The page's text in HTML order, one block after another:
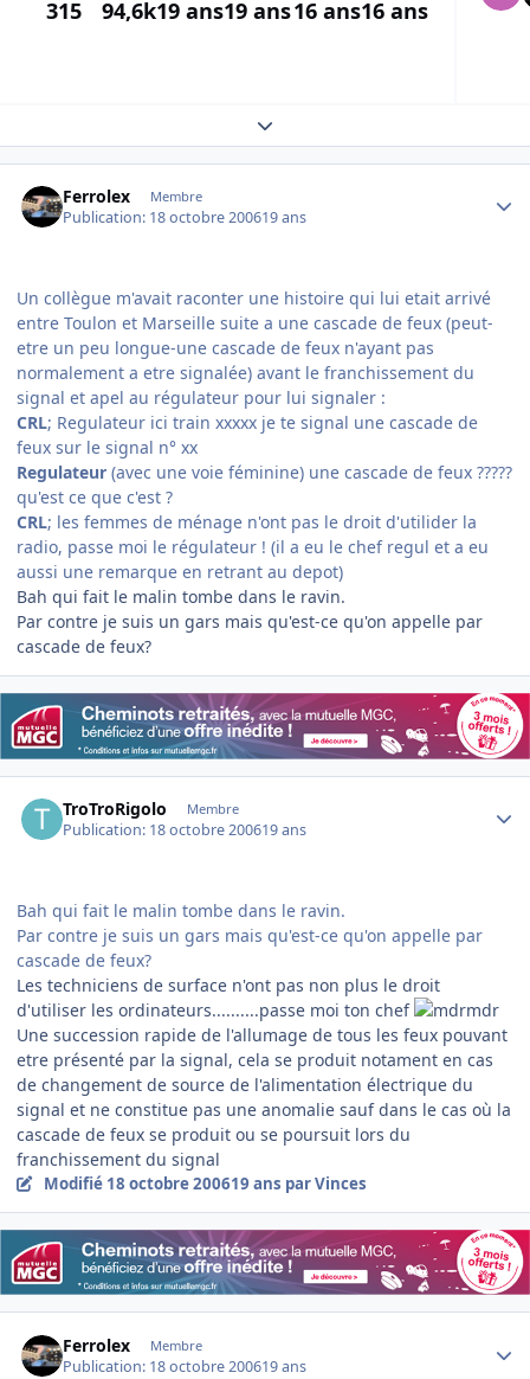
315 94,6k19 ans19 ans16 ans16 ans
Expand topic overview
Ferrolex Membre
Publication: 18 octobre 200619 ans
Un collègue m'avait raconter une histoire qui lui etait arrivé
entre Toulon et Marseille suite a une cascade de feux (peut-
etre un peu longue-une cascade de feux n'ayant pas
normalement a etre signalée) avant le franchissement du
signal et apel au régulateur pour lui signaler :
CRL; Regulateur ici train xxxxx je te signal une cascade de
feux sur le signal n° xx
Regulateur (avec une voie féminine) une cascade de feux ?????
qu'est ce que c'est ?
CRL; les femmes de ménage n'ont pas le droit d'utilider la
radio, passe moi le régulateur ! (il a eu le chef regul et a eu
aussi une remarque en retrant au depot)
Bah qui fait le malin tombe dans le ravin.
Par contre je suis un gars mais qu'est-ce qu'on appelle par
cascade de feux?
TroTroRigolo Membre
Publication: 18 octobre 200619 ans
Bah qui fait le malin tombe dans le ravin.
Par contre je suis un gars mais qu'est-ce qu'on appelle par
cascade de feux?
Les techniciens de surface n'ont pas non plus le droit
d'utiliser les ordinateurs..........passe moi ton chef
Une succession rapide de l'allumage de tous les feux pouvant
etre présenté par la signal, cela se produit notament en cas
de changement de source de l'alimentation électrique du
signal et ne constitue pas une anomalie sauf dans le cas où la
cascade de feux se produit ou se poursuit lors du
franchissement du signal
Modifié 18 octobre 200619 ans par Vinces
Ferrolex Membre
Publication: 18 octobre 200619 ans